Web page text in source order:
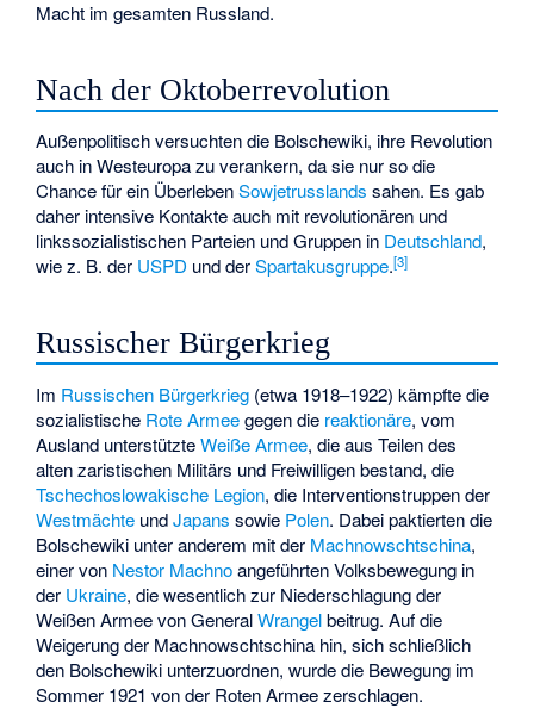
Macht im gesamten Russland.
Nach der Oktoberrevolution
Außenpolitisch versuchten die Bolschewiki, ihre Revolution
auch in Westeuropa zu verankern, da sie nur so die
Chance für ein ÜberlebenSowjetrusslands sahen. Es gab
daher intensive Kontakte auch mit revolutionären und
linkssozialistischen Parteien und Gruppen in Deutschland,
wie z. B. der USPD und derSpartakusgruppe.[3]
Russischer Bürgerkrieg
Im Russischen Bürgerkrieg (etwa 1918–1922) kämpfte die
sozialistische Rote Armeegegen die reaktionäre, vom
Ausland unterstützteWeiße Armee, die aus Teilen des
alten zaristischen Militärs und Freiwilligen bestand, die
Tschechoslowakische Legion, die Interventionstruppen der
Westmächte undJapans sowie Polen. Dabei paktierten die
Bolschewiki unter anderem mit der Machnowschtschina,
einer von Nestor Machnoangeführten Volksbewegung in
der Ukraine, die wesentlich zur Niederschlagung der
Weißen Armee von GeneralWrangelbeitrug. Auf die
Weigerung der Machnowschtschina hin, sich schließlich
den Bolschewiki unterzuordnen, wurde die Bewegung im
Sommer 1921 von der Roten Armee zerschlagen.